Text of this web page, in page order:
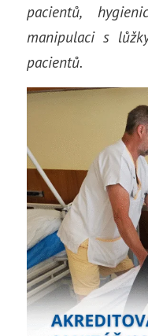
pacientů,
manipulaci s
pacientů.